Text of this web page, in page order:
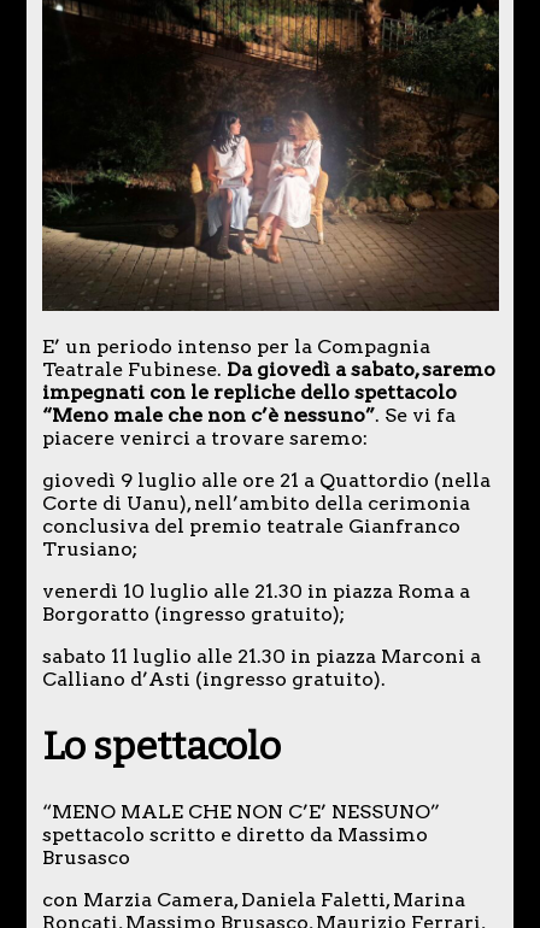
E’ un periodo intenso per la Compagnia
Teatrale Fubinese. Da giovedì a sabato, saremo
impegnati con le repliche dello spettacolo
“Meno male che non c’è nessuno”. Se vi fa
piacere venirci a trovare saremo:
giovedì 9 luglio alle ore 21 a Quattordio (nella
Corte di Uanu), nell’ambito della cerimonia
conclusiva del premio teatrale Gianfranco
Trusiano;
venerdì 10 luglio alle 21.30 in piazza Roma a
Borgoratto (ingresso gratuito);
sabato 11 luglio alle 21.30 in piazza Marconi a
Calliano d’Asti (ingresso gratuito).
Lo spettacolo
“MENO MALE CHE NON C’E’ NESSUNO”
spettacolo scritto e diretto da Massimo
Brusasco
con Marzia Camera, Daniela Faletti, Marina
Roncati, Massimo Brusasco, Maurizio Ferrari,